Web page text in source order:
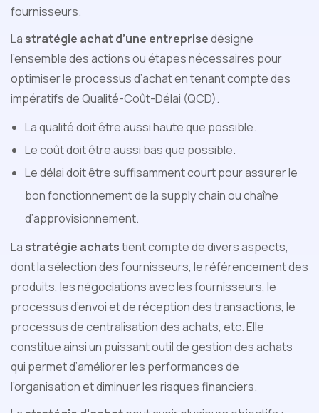
fournisseurs.
La stratégie achat d’une entreprisedésigne
l’ensemble des actions ou étapes nécessaires pour
optimiser le processus d’achat en tenant compte des
impératifs de Qualité-Coût-Délai (QCD).
La qualité doit être aussi haute que possible.
Le coût doit être aussi bas que possible.
Le délai doit être suffisamment court pour assurer le
bon fonctionnement de la supply chain ou chaîne
d’approvisionnement.
La stratégie achatstient compte de divers aspects,
dont la sélection des fournisseurs, le référencement des
produits, les négociations avec les fournisseurs, le
processus d’envoi et de réception des transactions, le
processus de centralisation des achats, etc. Elle
constitue ainsi un puissant outil de gestion des achats
qui permet d’améliorer les performances de
l’organisation et diminuer les risques financiers.